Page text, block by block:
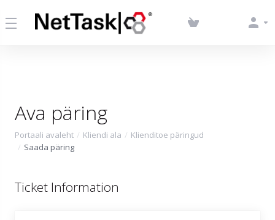
Ava päring
Portaali avaleht Kliendi ala
Klienditoe päringud
Saada päring
Ticket Information